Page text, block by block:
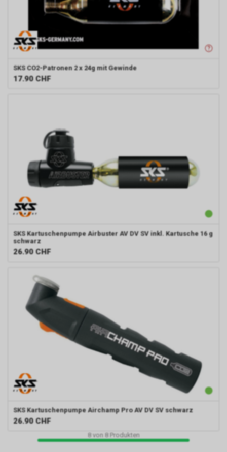
SKS CO2-Patronen 2 x 24g mit Gewinde
17.90 CHF
SKS Kartuschenpumpe Airbuster AV DV SV inkl. Kartusche 16 g
schwarz
26.90 CHF
SKS Kartuschenpumpe Airchamp Pro AV DV SV schwarz
26.90 CHF
8von 8Produkten